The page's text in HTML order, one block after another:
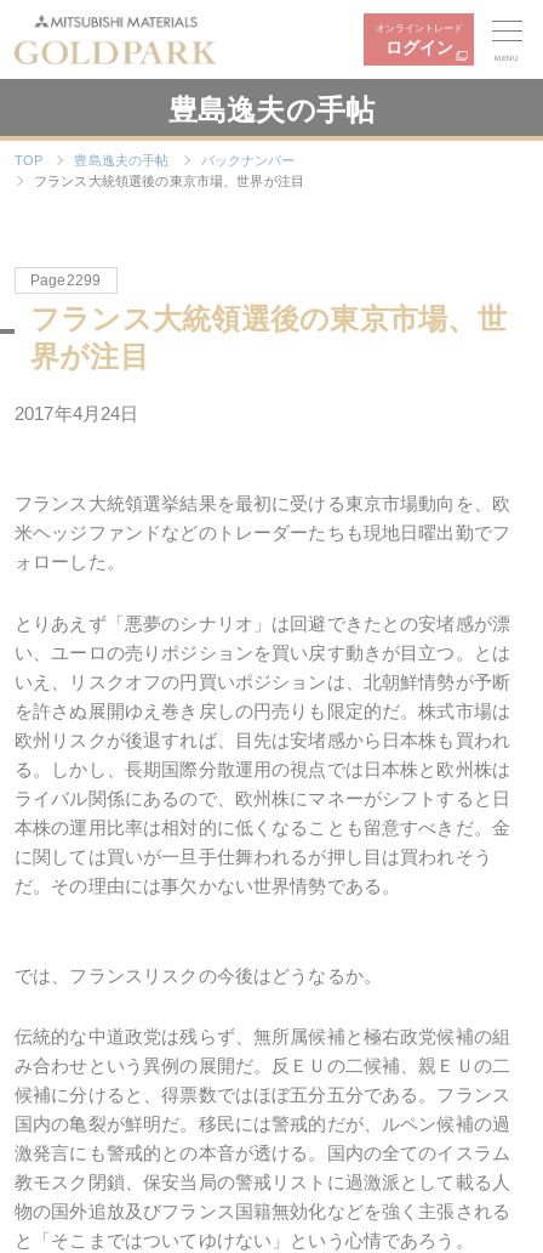
オンライントレード
ログイン
MENU
豊島逸夫の手帖
TOP 豊島逸夫の手帖
バックナンバー
フランス大統領選後の東京市場、世界が注目
Page2299
フランス大統領選後の東京市場、世
界が注目
2017年4月24日
フランス大統領選挙結果を最初に受ける東京市場動向を、欧
米ヘッジファンドなどのトレーダーたちも現地日曜出勤でフ
ォローした。
とりあえず「悪夢のシナリオ」は回避できたとの安堵感が漂
い、ユーロの売りポジションを買い戻す動きが目立つ。とは
いえ、リスクオフの円買いポジションは、北朝鮮情勢が予断
を許さぬ展開ゆえ巻き戻しの円売りも限定的だ。株式市場は
欧州リスクが後退すれば、目先は安堵感から日本株も買われ
る。しかし、長期国際分散運用の視点では日本株と欧州株は
ライバル関係にあるので、欧州株にマネーがシフトすると日
本株の運用比率は相対的に低くなることも留意すべきだ。金
に関しては買いが一旦手仕舞われるが押し目は買われそう
だ。その理由には事欠かない世界情勢である。
では、フランスリスクの今後はどうなるか。
伝統的な中道政党は残らず、無所属候補と極右政党候補の組
み合わせという異例の展開だ。反ＥＵの二候補、親ＥＵの二
候補に分けると、得票数ではほぼ五分五分である。フランス
国内の亀裂が鮮明だ。移民には警戒的だが、ルペン候補の過
激発言にも警戒的との本音が透ける。国内の全てのイスラム
教モスク閉鎖、保安当局の警戒リストに過激派として載る人
物の国外追放及びフランス国籍無効化などを強く主張される
と「そこまではついてゆけない」という心情であろう。